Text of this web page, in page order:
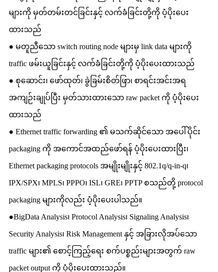
များကို မှတ်တမ်းတင်ခြင်းနှင့် လက်ခံခြင်းတို့ကို ပံ့ပိုးပေး
ထားသည်
● မတူညီသော switch routing node များမှ link data များကို
traffic ဖမ်းယူခြင်းနှင့် လက်ခံခြင်းတို့ကို ပံ့ပိုးပေးထားသည်
● စုဆောင်း၊ ဖော်ထုတ်၊ ခွဲခြမ်းစိတ်ဖြာ၊ စာရင်းအင်းအရ
အကျဉ်းချုပ်ပြီး မှတ်သားထားသော raw packet ကို ပံ့ပိုးပေး
ထားသည်
● Ethernet traffic forwarding ၏ မသက်ဆိုင်သော အပေါ်ပိုင်း
packaging ကို အကောင်အထည်ဖော်ရန် ပံ့ပိုးပေးထားပြီး၊
Ethernet packaging protocols အမျိုးမျိုးနှင့် 802.1q/q-in-q၊
IPX/SPX၊ MPLS၊ PPPO၊ ISL၊ GRE၊ PPTP စသည်တို့ protocol
packaging များကိုလည်း ပံ့ပိုးပေးပါသည်။
●BigData Analysis၊ Protocol Analysis၊ Signaling Analysis၊
Security Analysis၊ Risk Management နှင့် အခြားလိုအပ်သော
traffic များ၏ စောင့်ကြည့်ရေး စက်ပစ္စည်းများအတွက် raw
packet output ကို ပံ့ပိုးပေးထားသည်။